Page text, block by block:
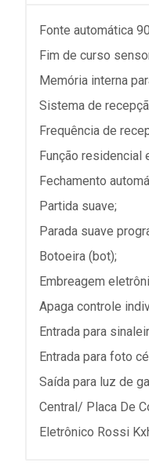
Fonte automática
Fim de curso
Memória interna
Sistema de
Frequência de
Função residencial
Fechamento
Partida suave;
Parada suave
Botoeira (bot);
Embreagem
Apaga controle
Entrada para
Entrada para foto
Saída para luz de
Central/ Placa De
Eletrônico Rossi